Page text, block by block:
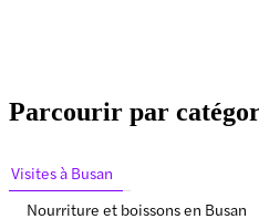
Parcourir par
Visites à Busan
Nourriture et boissons en Busan